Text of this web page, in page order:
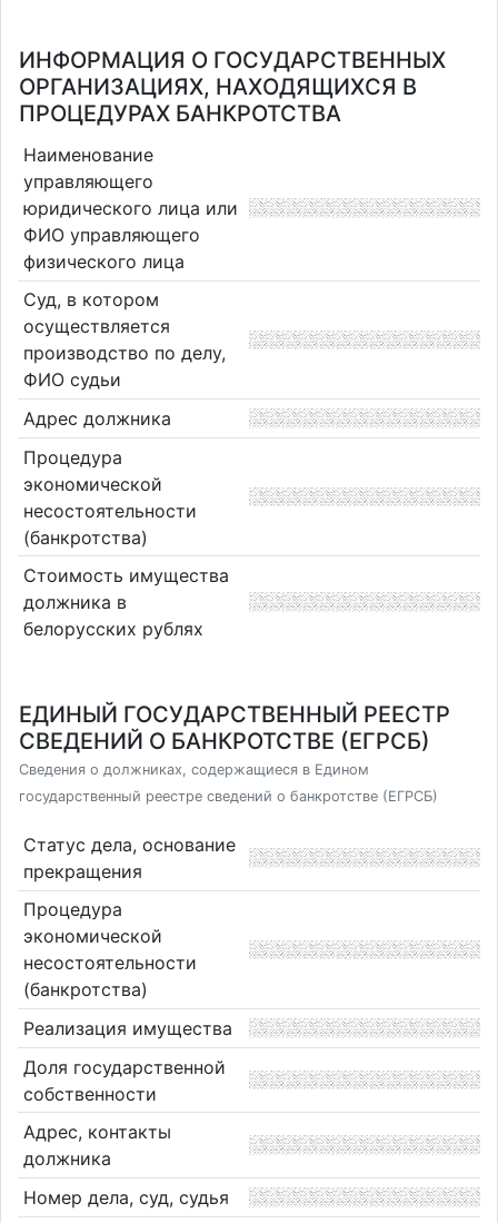
ИНФОРМАЦИЯ О ГОСУДАРСТВЕННЫХ
ОРГАНИЗАЦИЯХ, НАХОДЯЩИХСЯ В
ПРОЦЕДУРАХ БАНКРОТСТВА
Наименование
управляющего
юридического лица или
ФИО управляющего
физического лица
Суд, в котором
осуществляется
производство по делу,
ФИО судьи
Адрес должника
Процедура
экономической
несостоятельности
(банкротства)
Стоимость имущества
должника в
белорусских рублях
ЕДИНЫЙ ГОСУДАРСТВЕННЫЙ РЕЕСТР
СВЕДЕНИЙ О БАНКРОТСТВЕ (ЕГРСБ)
Сведения о должниках, содержащиеся в Едином
государственный реестре сведений о банкротстве (ЕГРСБ)
Статус дела, основание
прекращения
Процедура
экономической
несостоятельности
(банкротства)
Реализация имущества
Доля государственной
собственности
Адрес, контакты
должника
Номер дела, суд, судья